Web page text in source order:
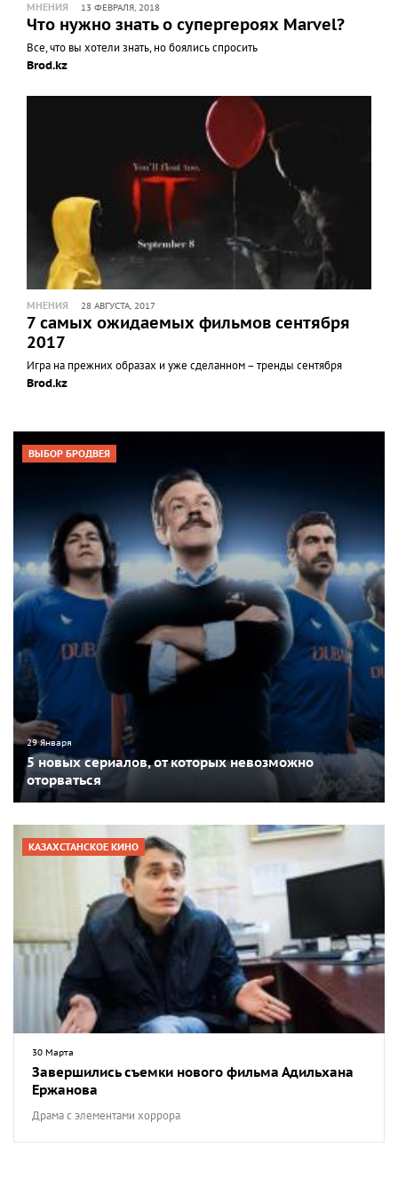
МНЕНИЯ 13 ФЕВРАЛЯ, 2018
Что нужно знать о супергероях Marvel?
Все, что вы хотели знать, но боялись спросить
Brod.kz
МНЕНИЯ 28 АВГУСТА, 2017
7 самых ожидаемых фильмов сентября
2017
Игра на прежних образах и уже сделанном – тренды сентября
Brod.kz
ВЫБОР БРОДВЕЯ
29 Января
5 новых сериалов, от которых невозможно
оторваться
КАЗАХСТАНСКОЕ КИНО
30 Марта
Завершились съемки нового фильма Адильхана
Ержанова
Драма с элементами хоррора